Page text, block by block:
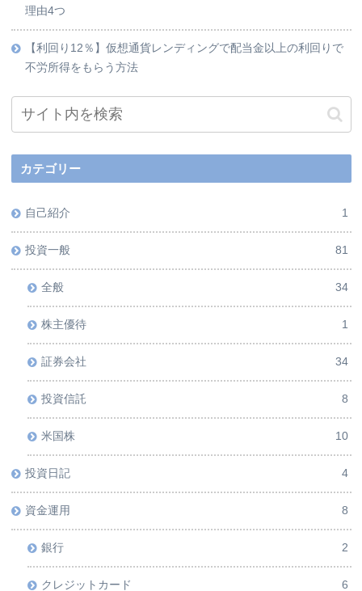
理由4つ
【利回り12％】仮想通貨レンディングで配当金以上の利回りで
不労所得をもらう方法
カテゴリー
自己紹介 1
投資一般 81
全般 34
株主優待 1
証券会社 34
投資信託 8
米国株 10
投資日記 4
資金運用 8
銀行 2
クレジットカード 6